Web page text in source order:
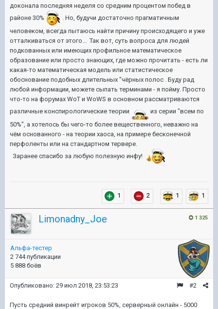
доконала последняя неделя со средним процентом побед в
районе 30%
. Но, будучи достаточно прагматичным
человеком, всегда пытаюсь найти причину происходящего и уже
отталкиваться от этого... Так вот, суть вопроса для людей
подкованных или имеющих профильное математическое
образование или просто знающих, где можно прочитать - есть ли
какая-то математическая модель или статистическое
обоснование подобных длительных "чёрных полос . Буду рад
любой информации, можете сыпать терминами - я пойму. Просто
что-то на форумах WoT и WoWS в основном рассматриваются
различные конспирологические теории
из серии "всем по
50%", а хотелось бы чего-то более вещественного, неважно на
чём основанного - на теории хаоса, на примере бесконечной
перфоленты или на стандартном тервере.
Заранее спасибо за любую полезную инфу!
1 2 1 1
1 325
Limonadny_Joe
Альфа-тестер
2 744 публикации
5 888 боёв
#2
Опубликовано: 29 июл 2018, 23:53:23
Пусть средний винрейт игроков 50%, серверный онлайн - 5000